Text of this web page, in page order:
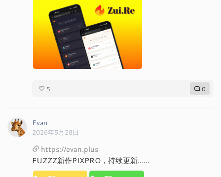
5 0
Evan
2026年5月28日
https://evan.plus
FUZZZ新作PIXPRO，持续更新......